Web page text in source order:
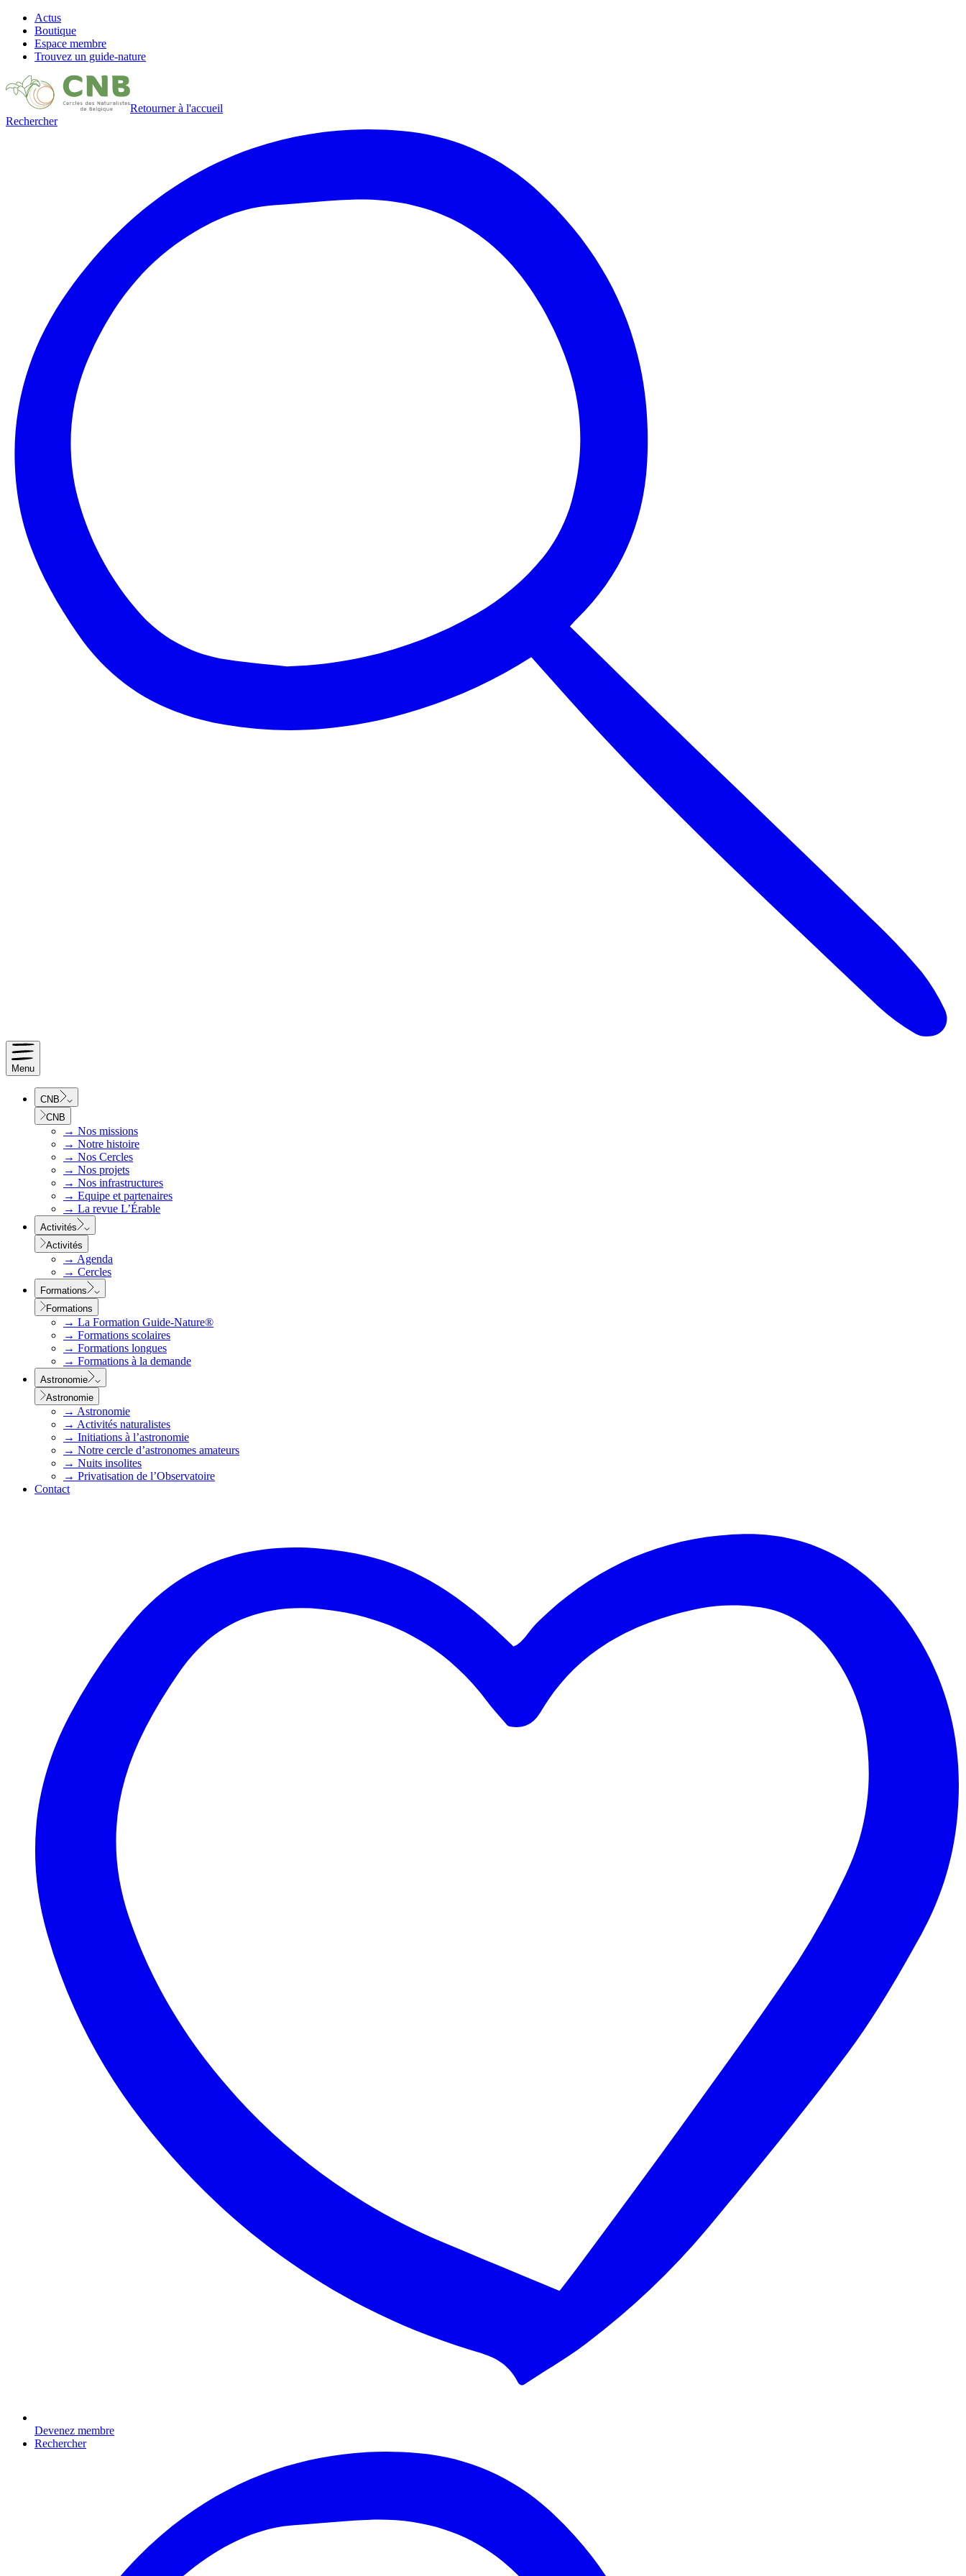
Actus
Boutique
Espace membre
Trouvez un guide-nature
Retourner à l'accueil
Rechercher
Menu
CNB
CNB
→ Nos missions
→ Notre histoire
→ Nos Cercles
→ Nos projets
→ Nos infrastructures
→ Equipe et partenaires
→ La revue L’Érable
Activités
Activités
→ Agenda
→ Cercles
Formations
Formations
→ La Formation Guide-Nature®
→ Formations scolaires
→ Formations longues
→ Formations à la demande
Astronomie
Astronomie
→ Astronomie
→ Activités naturalistes
→ Initiations à l’astronomie
→ Notre cercle d’astronomes amateurs
→ Nuits insolites
→ Privatisation de l’Observatoire
Contact
Devenez membre
Rechercher